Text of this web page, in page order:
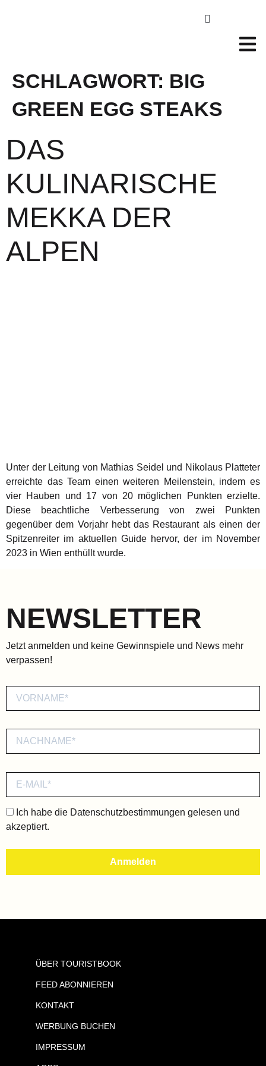
SCHLAGWORT: BIG
GREEN EGG STEAKS
DAS
KULINARISCHE
MEKKA DER
ALPEN
Unter der Leitung von Mathias Seidel und Nikolaus Platteter
erreichte das Team einen weiteren Meilenstein, indem es
vier Hauben und 17 von 20 möglichen Punkten erzielte.
Diese beachtliche Verbesserung von zwei Punkten
gegenüber dem Vorjahr hebt das Restaurant als einen der
Spitzenreiter im aktuellen Guide hervor, der im November
2023 in Wien enthüllt wurde.
NEWSLETTER
Jetzt anmelden und keine Gewinnspiele und News mehr
verpassen!
Ich habe die Datenschutzbestimmungen gelesen und
akzeptiert.
ÜBER TOURISTBOOK
FEED ABONNIEREN
KONTAKT
WERBUNG BUCHEN
IMPRESSUM